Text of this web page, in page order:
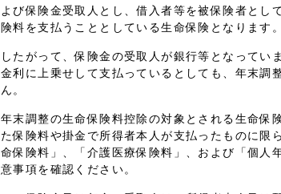
よび保険金受取人とし、借入者等を被保険者とし
険料を支払うこととしている生命保険となります。
したがって、保険金の受取人が銀行等となってい
金利に上乗せして支払っているとしても、年末調
ん。
年末調整の生命保険料控除の対象とされる生命保
た保険料や掛金で所得者本人が支払ったものに限
命保険料」、「介護医療保険料」、および「個人
意事項を確認ください。